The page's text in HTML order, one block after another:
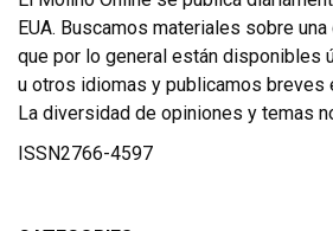
EUA. Buscamos materiales sobre
que por lo general están disponibles
u otros idiomas y publicamos breves
La diversidad de opiniones y temas
ISSN2766-4597